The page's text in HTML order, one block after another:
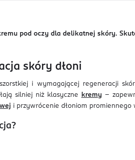
pod oczy dla delikatnej skóry.
skóry dłoni
i wymagającej regeneracji
silniej niż klasyczne
kremy–
i przywrócenie dłoniom promiennego